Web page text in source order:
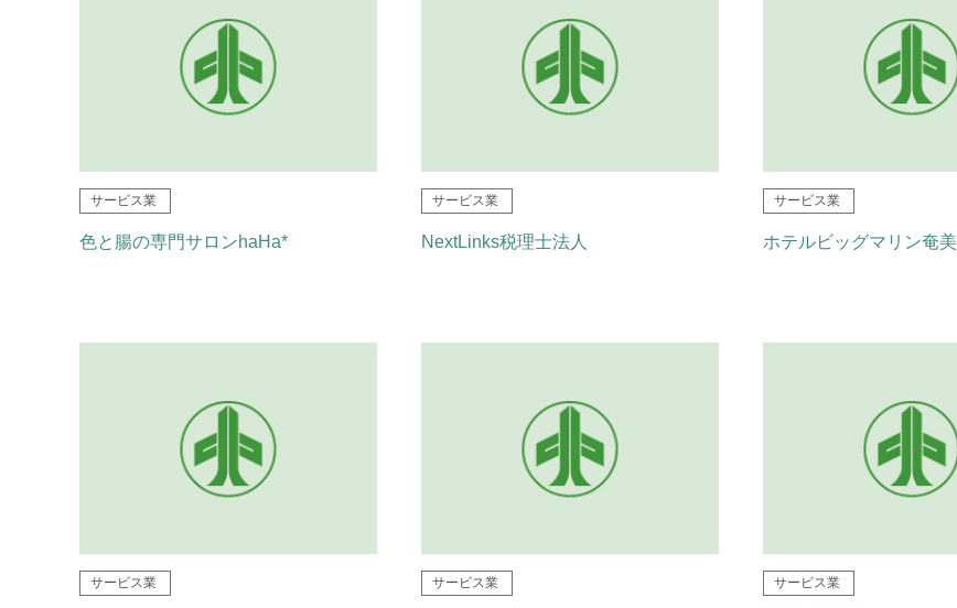
サービス業
色と腸の専門サロンhaHa*
サービス業
NextLinks税理士法人
サービス業
ホテルビッグマリン奄美
サービス業 サービス業 サービス業